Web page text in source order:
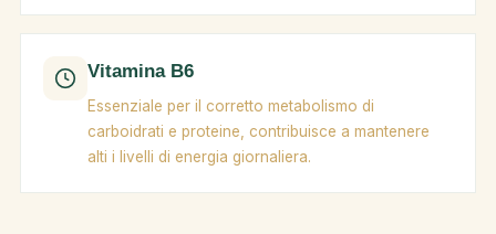
Vitamina B6
Essenziale per il corretto metabolismo di
carboidrati e proteine, contribuisce a mantenere
alti i livelli di energia giornaliera.